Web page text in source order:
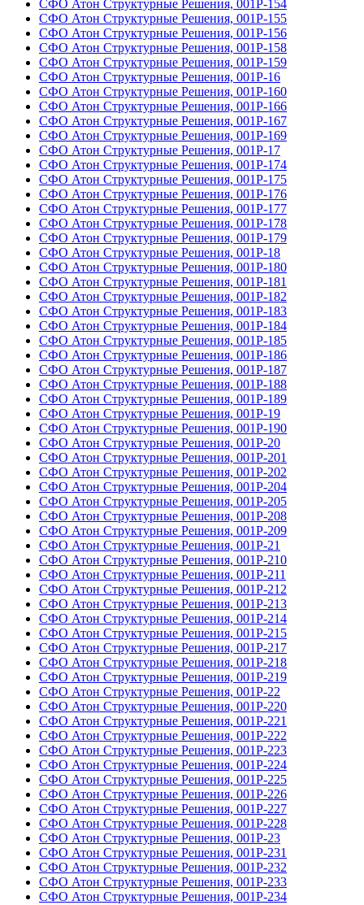
СФО Атон Структурные Решения, 001Р-154
СФО Атон Структурные Решения, 001Р-155
СФО Атон Структурные Решения, 001Р-156
СФО Атон Структурные Решения, 001Р-158
СФО Атон Структурные Решения, 001Р-159
СФО Атон Структурные Решения, 001Р-16
СФО Атон Структурные Решения, 001Р-160
СФО Атон Структурные Решения, 001Р-166
СФО Атон Структурные Решения, 001Р-167
СФО Атон Структурные Решения, 001Р-169
СФО Атон Структурные Решения, 001Р-17
СФО Атон Структурные Решения, 001Р-174
СФО Атон Структурные Решения, 001Р-175
СФО Атон Структурные Решения, 001Р-176
СФО Атон Структурные Решения, 001Р-177
СФО Атон Структурные Решения, 001Р-178
СФО Атон Структурные Решения, 001Р-179
СФО Атон Структурные Решения, 001Р-18
СФО Атон Структурные Решения, 001Р-180
СФО Атон Структурные Решения, 001Р-181
СФО Атон Структурные Решения, 001Р-182
СФО Атон Структурные Решения, 001Р-183
СФО Атон Структурные Решения, 001Р-184
СФО Атон Структурные Решения, 001Р-185
СФО Атон Структурные Решения, 001Р-186
СФО Атон Структурные Решения, 001Р-187
СФО Атон Структурные Решения, 001Р-188
СФО Атон Структурные Решения, 001Р-189
СФО Атон Структурные Решения, 001Р-19
СФО Атон Структурные Решения, 001Р-190
СФО Атон Структурные Решения, 001Р-20
СФО Атон Структурные Решения, 001Р-201
СФО Атон Структурные Решения, 001Р-202
СФО Атон Структурные Решения, 001Р-204
СФО Атон Структурные Решения, 001Р-205
СФО Атон Структурные Решения, 001Р-208
СФО Атон Структурные Решения, 001Р-209
СФО Атон Структурные Решения, 001Р-21
СФО Атон Структурные Решения, 001Р-210
СФО Атон Структурные Решения, 001Р-211
СФО Атон Структурные Решения, 001Р-212
СФО Атон Структурные Решения, 001Р-213
СФО Атон Структурные Решения, 001Р-214
СФО Атон Структурные Решения, 001Р-215
СФО Атон Структурные Решения, 001Р-217
СФО Атон Структурные Решения, 001Р-218
СФО Атон Структурные Решения, 001Р-219
СФО Атон Структурные Решения, 001Р-22
СФО Атон Структурные Решения, 001Р-220
СФО Атон Структурные Решения, 001Р-221
СФО Атон Структурные Решения, 001Р-222
СФО Атон Структурные Решения, 001Р-223
СФО Атон Структурные Решения, 001Р-224
СФО Атон Структурные Решения, 001Р-225
СФО Атон Структурные Решения, 001Р-226
СФО Атон Структурные Решения, 001Р-227
СФО Атон Структурные Решения, 001Р-228
СФО Атон Структурные Решения, 001Р-23
СФО Атон Структурные Решения, 001Р-231
СФО Атон Структурные Решения, 001Р-232
СФО Атон Структурные Решения, 001Р-233
СФО Атон Структурные Решения, 001Р-234